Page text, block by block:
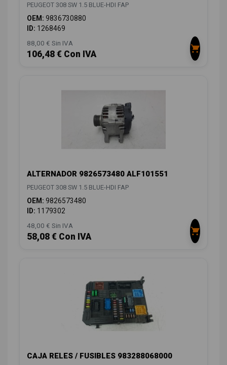
PEUGEOT 308 SW 1.5 BLUE-HDI FAP
OEM: 9836730880
ID: 1268469
88,00 € Sin IVA
106,48 € Con IVA
ALTERNADOR 9826573480 ALF101551
PEUGEOT 308 SW 1.5 BLUE-HDI FAP
OEM: 9826573480
ID: 1179302
48,00 € Sin IVA
58,08 € Con IVA
CAJA RELES / FUSIBLES 983288068000